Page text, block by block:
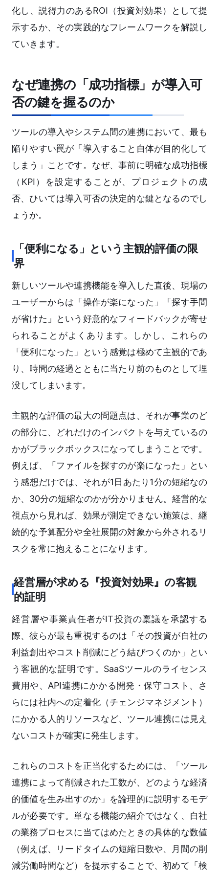
化し、説得力のあるROI（投資対効果）として提
示するか、その実践的なフレームワークを解説し
ていきます。
なぜ連携の「成功指標」が導入可
否の鍵を握るのか
ツールの導入やシステム間の連携において、最も
陥りやすい罠が「導入すること自体が目的化して
しまう」ことです。なぜ、事前に明確な成功指標
（KPI）を設定することが、プロジェクトの成
否、ひいては導入可否の決定的な鍵となるのでし
ょうか。
「便利になる」という主観的評価の限
界
新しいツールや連携機能を導入した直後、現場の
ユーザーからは「操作が楽になった」「探す手間
が省けた」という好意的なフィードバックが寄せ
られることがよくあります。しかし、これらの
「便利になった」という感覚は極めて主観的であ
り、時間の経過とともに当たり前のものとして埋
没してしまいます。
主観的な評価の最大の問題点は、それが事業のど
の部分に、どれだけのインパクトを与えているの
かがブラックボックスになってしまうことです。
例えば、「ファイルを探すのが楽になった」とい
う感想だけでは、それが1日あたり1分の短縮なの
か、30分の短縮なのかが分かりません。経営的な
視点から見れば、効果が測定できない施策は、継
続的な予算配分や全社展開の対象から外されるリ
スクを常に抱えることになります。
経営層が求める『投資対効果』の客観
的証明
経営層や事業責任者がIT投資の稟議を承認する
際、彼らが最も重視するのは「その投資が自社の
利益創出やコスト削減にどう結びつくのか」とい
う客観的な証明です。SaaSツールのライセンス
費用や、API連携にかかる開発・保守コスト、さ
らには社内への定着化（チェンジマネジメント）
にかかる人的リソースなど、ツール連携には見え
ないコストが確実に発生します。
これらのコストを正当化するためには、「ツール
連携によって削減された工数が、どのような経済
的価値を生み出すのか」を論理的に説明するモデ
ルが必要です。単なる機能の紹介ではなく、自社
の業務プロセスに当てはめたときの具体的な数値
（例えば、リードタイムの短縮日数や、月間の削
減労働時間など）を提示することで、初めて「検